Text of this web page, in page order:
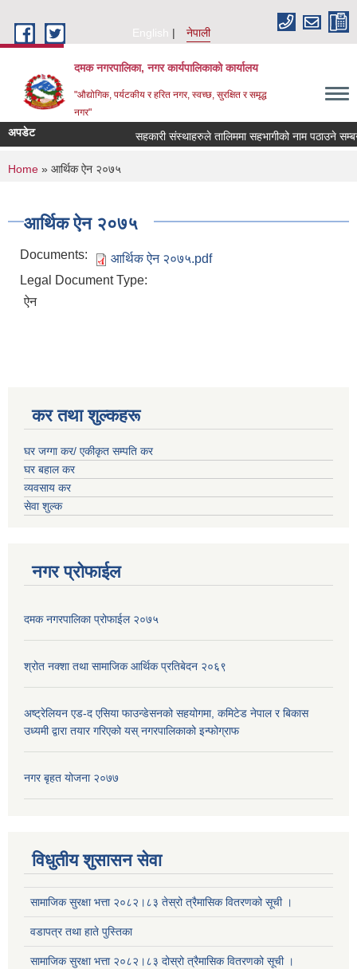
English
नेपाली
दमक नगरपालिका, नगर कार्यपालिकाको कार्यालय
"औद्योगिक, पर्यटकीय र हरित नगर, स्वच्छ, सुरक्षित र समृद्ध
नगर"
अपडेट सहकारी संस्थाहरुले तालिममा सहभागीको नाम पठाउने
You are here
Home » आर्थिक ऐन २०७५
आर्थिक ऐन २०७५
Documents:
आर्थिक ऐन २०७५.pdf
Legal Document Type:
ऐन
कर तथा शुल्कहरू
घर जग्गा कर/ एकीकृत सम्पति कर
घर बहाल कर
व्यवसाय कर
सेवा शुल्क
नगर प्रोफाईल
दमक नगरपालिका प्रोफाईल २०७५
श्रोत नक्शा तथा सामाजिक आर्थिक प्रतिबेदन २०६९
अष्ट्रेलियन एड-द एसिया फाउन्डेसनको सहयोगमा, कमिटेड नेपाल र बिकास
उध्यमी द्वारा तयार गरिएको यस् नगरपालिकाको इन्फोग्राफ
नगर बृहत योजना २०७७
विधुतीय शुसासन सेवा
सामाजिक सुरक्षा भत्ता २०८२।८३ तेस्रो त्रैमासिक वितरणको सूची ।
वडापत्र तथा हाते पुस्तिका
सामाजिक सुरक्षा भत्ता २०८२।८३ दोस्रो त्रैमासिक वितरणको सूची ।